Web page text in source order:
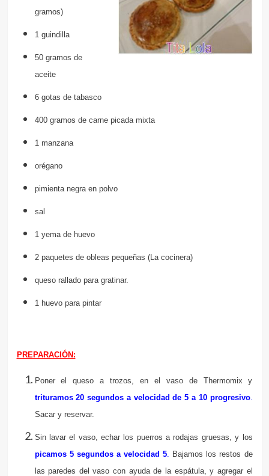
gramos)
1 guindilla
50 gramos de
aceite
6 gotas de tabasco
400 gramos de carne picada mixta
1 manzana
orégano
pimienta negra en polvo
sal
1 yema de huevo
2 paquetes de obleas pequeñas (La cocinera)
queso rallado para gratinar.
1 huevo para pintar
PREPARACIÓN:
Poner el queso a trozos, en el vaso de Thermomix y
trituramos 20 segundos a velocidad de 5 a 10 progresivo.
Sacar y reservar.
Sin lavar el vaso, echar los puerros a rodajas gruesas, y los
picamos 5segundos a velocidad 5
Bajamos los restos de
las paredes del vaso con ayuda de la espátula, y agregar el